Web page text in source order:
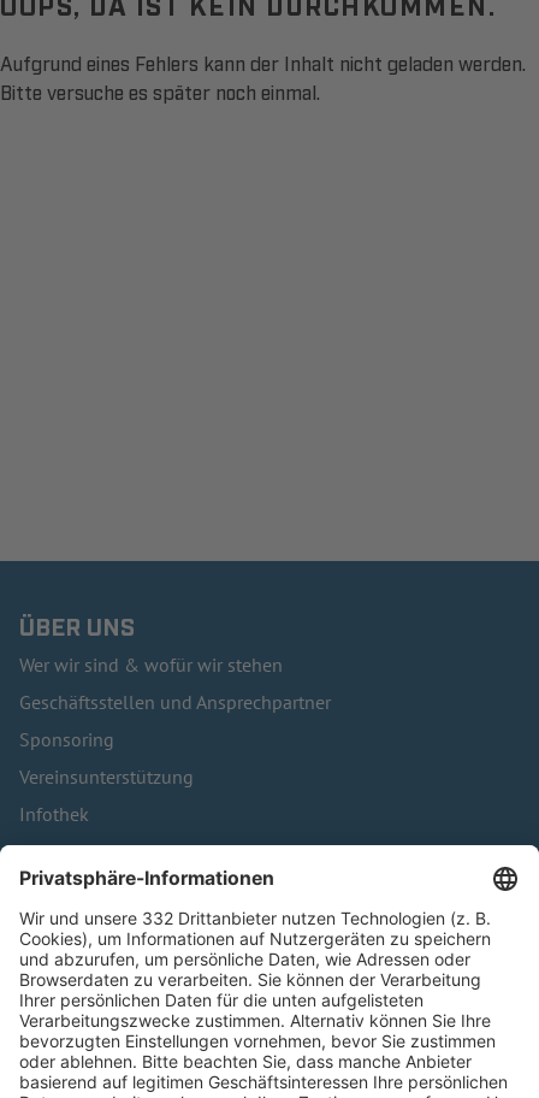
Aufgrund eines Fehlers kann der Inhalt nicht geladen werden.
Bitte versuche es später noch einmal.
ÜBER UNS
Wer wir sind & wofür wir stehen
Geschäftsstellen und Ansprechpartner
Sponsoring
Vereinsunterstützung
Infothek
Kontakt
HÄUFIG BESUCHTE SEITEN
Pässe und Vereinswechsel
Trainerausbildung
Schulungsangebot Vereinsmitarbeiter
BFV-Geschäftsstellen